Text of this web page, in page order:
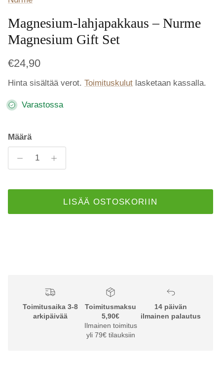
Magnesium-lahjapakkaus – Nurme
Magnesium Gift Set
€24,90
Hinta sisältää verot. Toimituskulut lasketaan kassalla.
Varastossa
Määrä
LISÄÄ OSTOSKORIIN
Toimitusaika 3-8
arkipäivää
Toimitusmaksu
5,90€
Ilmainen toimitus
yli 79€ tilauksiin
14 päivän
ilmainen palautus